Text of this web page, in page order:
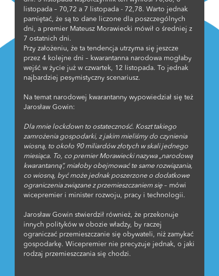
listopada – 70,72 a 7 listopada - 72,78. Warto jednak
pamiętać, że są to dane liczone dla poszczególnych
dni, a premier Mateusz Morawiecki mówił o średniej z
7 ostatnich dni.
Przy założeniu, że ta tendencja utrzyma się jeszcze
przez 4 kolejne dni – kwarantanna narodowa mogłaby
wejść w życie już w czwartek, 12 listopada. To jednak
najbardziej pesymistyczny scenariusz.
Na temat narodowej kwarantanny wypowiedział się też
Jarosław Gowin:
Dla mnie lockdown to ostateczność. Koszt takiego
zamrożenia gospodarki, z jakim mieliśmy do czynienia
wiosną, to około 90 miliardów złotych w skali jednego
miesiąca. To, co premier Morawiecki nazywa „narodową
kwarantanną”, miałoby obejmować te same rozwiązania,
co wiosną, być może jednak poszerzone o dodatkowe
ograniczenia związane z przemieszczaniem się– mówi
wicepremier i minister rozwoju, pracy i technologii.
Jarosław Gowin stwierdził również, że przekonuje
innych polityków w obozie władzy, by raczej
ograniczać przemieszczanie się obywateli, niż zamykać
gospodarkę. Wicepremier nie precyzuje jednak, o jaki
rodzaj przemieszczania się chodzi.